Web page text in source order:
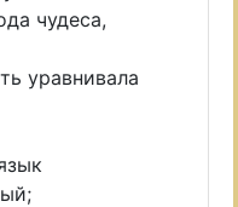
чудеса,
уравнивала